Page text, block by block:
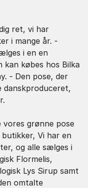
ret, vi har
i mange år. -
i en en
kan købes hos Bilka
- Den pose, der
danskproduceret,
vores grønne pose
Vi har en
og alle sælges i
Flormelis,
Lys Sirup samt
omtalte